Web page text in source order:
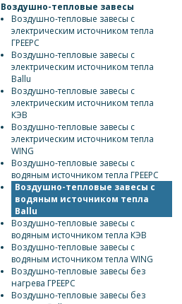
Воздушно-тепловые завесы
Воздушно-тепловые завесы с
электрическим источником тепла
ГРЕЕРС
Воздушно-тепловые завесы с
электрическим источником тепла
Ballu
Воздушно-тепловые завесы с
электрическим источником тепла
КЭВ
Воздушно-тепловые завесы с
электрическим источником тепла
WING
Воздушно-тепловые завесы с
водяным источником тепла ГРЕЕРС
Воздушно-тепловые завесы с
водяным источником тепла
Ballu
Воздушно-тепловые завесы с
водяным источником тепла КЭВ
Воздушно-тепловые завесы с
водяным источником тепла WING
Воздушно-тепловые завесы без
нагрева ГРЕЕРС
Воздушно-тепловые завесы без